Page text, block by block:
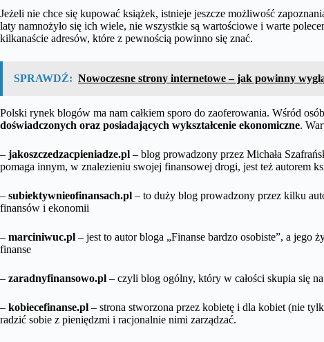
Jeżeli nie chce się kupować książek, istnieje jeszcze możliwość
laty namnożyło się ich wiele, nie wszystkie są wartościowe i warte
kilkanaście adresów, które z pewnością powinno się znać.
SPRAWDŹ: Nowoczesne strony internetowe – jak powinny
Polski rynek blogów ma nam całkiem sporo do zaoferowania. Wśród
doświadczonych oraz posiadających wykształcenie ekonomiczne.
– jakoszczedzacpieniadze.pl – blog prowadzony przez Michała
pomaga innym, w znalezieniu swojej finansowej drogi, jest też autorem
– subiektywnieofinansach.pl – to duży blog prowadzony przez kilku
finansów i ekonomii
– marciniwuc.pl – jest to autor bloga „Finanse bardzo osobiste”, a
finanse
– zaradnyfinansowo.pl – czyli blog ogólny, który w całości skupia się
– kobiecefinanse.pl – strona stworzona przez kobietę i dla kobiet (nie
radzić sobie z pieniędzmi i racjonalnie nimi zarządzać.